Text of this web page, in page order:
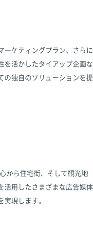
ーケティングプラン、さらに
を活かしたタイアップ企画な
の独自のソリューションを提
から住宅街、そして観光地
活用したさまざまな広告媒体
現します。